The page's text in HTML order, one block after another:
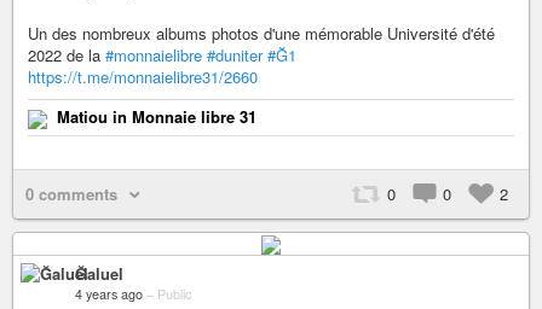
Un des nombreux albums photos d'une mémorable Université d'été
2022 de la #monnaielibre #duniter #Ğ1
https://t.me/monnaielibre31/2660
Matiou in Monnaie libre 31
0 comments 0 0 2
Ğaluel
4 years ago – Public